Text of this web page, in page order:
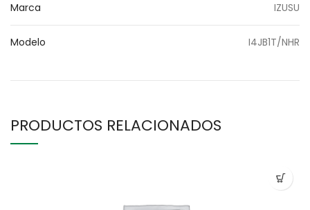
Marca IZUSU
Modelo I4JB1T/NHR
PRODUCTOS RELACIONADOS